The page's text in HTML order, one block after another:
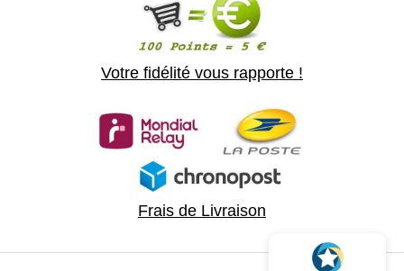
Votre fidélité vous rapporte !
Frais de Livraison